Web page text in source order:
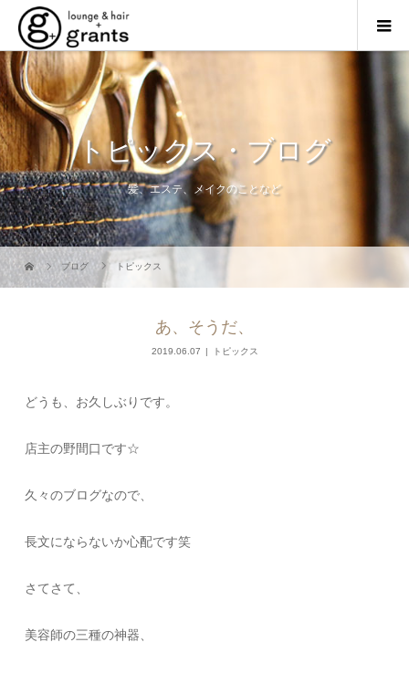
トピックス・ブログ
髪、エステ、メイクのことなど
ブログ トピックス
あ、そうだ、
2019.06.07 トピックス
どうも、お久しぶりです。
店主の野間口です☆
久々のブログなので、
長文にならないか心配です笑
さてさて、
美容師の三種の神器、